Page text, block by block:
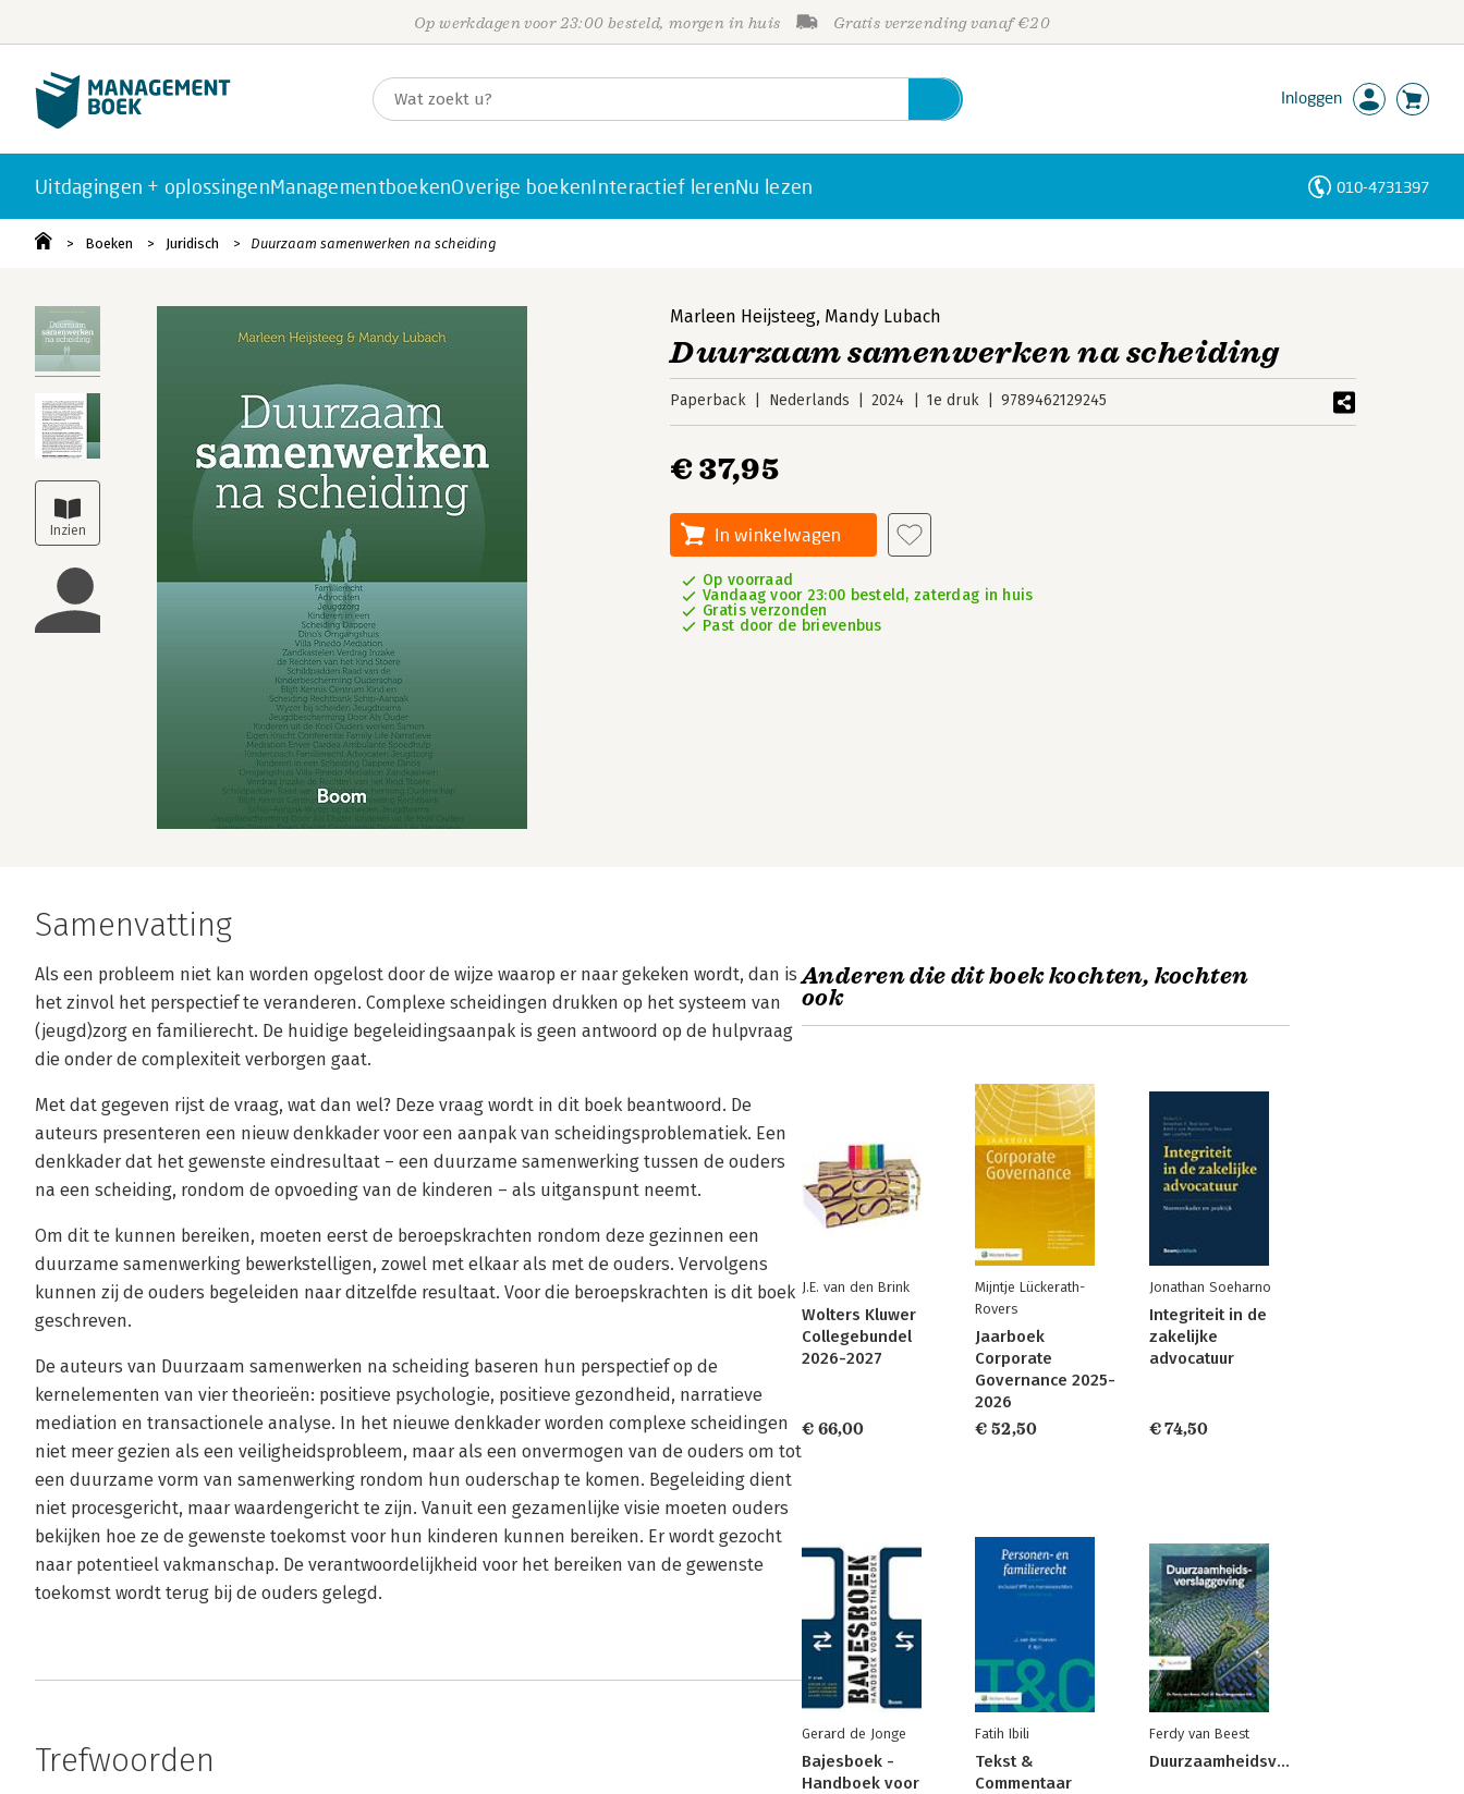
Op werkdagen voor 23:00 besteld, morgen in huis Gratis verzending vanaf €20
Inloggen
Uitdagingen + oplossingenManagementboekenOverige boekenInteractief lerenNu lezen 010-4731397
Boeken Juridisch Duurzaam samenwerken na scheiding
Marleen Heijsteeg, Mandy Lubach
Duurzaam samenwerken na scheiding
Paperback Nederlands 2024 1e druk 9789462129245
€ 37,95
In winkelwagen
Op voorraad
Vandaag voor 23:00 besteld, zaterdag in huis
Gratis verzonden
Past door de brievenbus
Samenvatting
Als een probleem niet kan worden opgelost door de wijze waarop er naar gekeken wordt, dan is
het zinvol het perspectief te veranderen. Complexe scheidingen drukken op het systeem van
(jeugd)zorg en familierecht. De huidige begeleidingsaanpak is geen antwoord op de hulpvraag
die onder de complexiteit verborgen gaat.
Met dat gegeven rijst de vraag, wat dan wel? Deze vraag wordt in dit boek beantwoord. De
auteurs presenteren een nieuw denkkader voor een aanpak van scheidingsproblematiek. Een
denkkader dat het gewenste eindresultaat – een duurzame samenwerking tussen de ouders
na een scheiding, rondom de opvoeding van de kinderen – als uitganspunt neemt.
Om dit te kunnen bereiken, moeten eerst de beroepskrachten rondom deze gezinnen een
duurzame samenwerking bewerkstelligen, zowel met elkaar als met de ouders. Vervolgens
kunnen zij de ouders begeleiden naar ditzelfde resultaat. Voor die beroepskrachten is dit boek
geschreven.
De auteurs van Duurzaam samenwerken na scheiding baseren hun perspectief op de
kernelementen van vier theorieën: positieve psychologie, positieve gezondheid, narratieve
mediation en transactionele analyse. In het nieuwe denkkader worden complexe scheidingen
niet meer gezien als een veiligheidsprobleem, maar als een onvermogen van de ouders om tot
een duurzame vorm van samenwerking rondom hun ouderschap te komen. Begeleiding dient
niet procesgericht, maar waardengericht te zijn. Vanuit een gezamenlijke visie moeten ouders
bekijken hoe ze de gewenste toekomst voor hun kinderen kunnen bereiken. Er wordt gezocht
naar potentieel vakmanschap. De verantwoordelijkheid voor het bereiken van de gewenste
toekomst wordt terug bij de ouders gelegd.
Trefwoorden
Anderen die dit boek kochten, kochten
ook
J.E. van den Brink
Wolters Kluwer
Collegebundel
2026-2027
€ 66,00
Mijntje Lückerath-
Rovers
Jaarboek
Corporate
Governance 2025-
2026
€ 52,50
Jonathan Soeharno
Integriteit in de
zakelijke
advocatuur
€ 74,50
Gerard de Jonge
Bajesboek -
Handboek voor
Fatih Ibili
Tekst &
Commentaar
Ferdy van Beest
Duurzaamheidsverslaggeving
Personen